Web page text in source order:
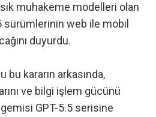
muhakeme modelleri olan
sürümlerinin web ile mobil
duyurdu.
bu kararın arkasında,
ve bilgi işlem gücünü
GPT-5.5 serisine